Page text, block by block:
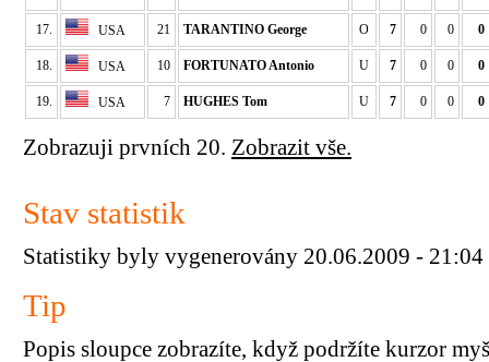
17. USA 21 TARANTINO George O 7 0 0 0
18. USA 10 FORTUNATO Antonio U 7 0 0 0
19. USA 7 HUGHES Tom U 7 0 0 0
Zobrazuji prvních 20. Zobrazit vše.
Stav statistik
Statistiky byly vygenerovány 20.06.2009 - 21:04
Tip
Popis sloupce zobrazíte, když podržíte kurzor